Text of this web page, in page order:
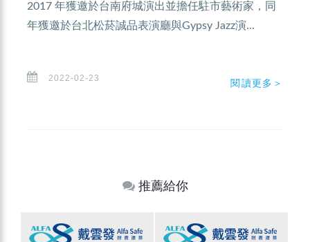
2017 年獲邀於台南府城演出並擔任駐市藝術家，同
年獲邀於台北松菸誠品表演廳與Gypsy Jazz演...
2022-02-23 閱讀更多＞
推薦給你